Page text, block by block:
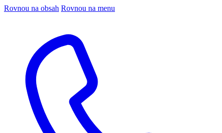
Rovnou na obsah Rovnou na menu